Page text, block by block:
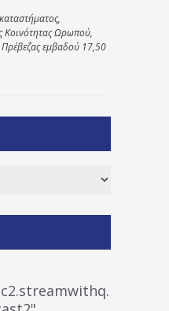
Ωρωπού,
εμβαδού 17,50